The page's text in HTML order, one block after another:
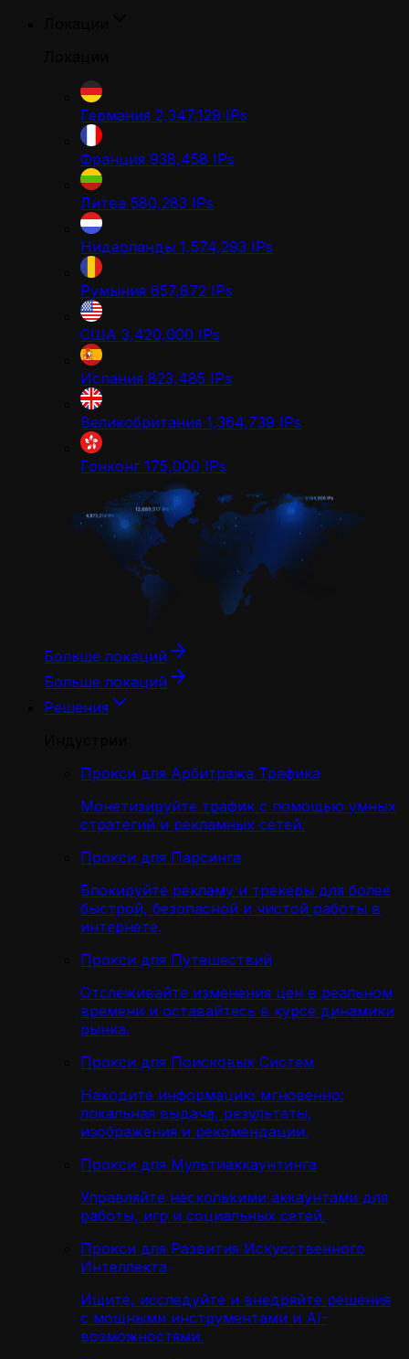
Германия 2,347,129 IPs
Франция 938,458 IPs
Литва 580,283 IPs
Нидерланды 1,574,293 IPs
Румыния 657,872 IPs
США 3,420,000 IPs
Испания 823,485 IPs
Великобритания 1,364,739 IPs
Гонконг 175,000 IPs
Больше локаций
Больше локаций
Решения
Прокси для Арбитража Трафика
Монетизируйте трафик с помощью умных
стратегий и рекламных сетей.
Прокси для Парсинга
Блокируйте рекламу и трекеры для более
быстрой, безопасной и чистой работы в
интернете.
Прокси для Путешествий
Отслеживайте изменения цен в реальном
времени и оставайтесь в курсе динамики
рынка.
Прокси для Поисковых Систем
Находите информацию мгновенно:
локальная выдача, результаты,
изображения и рекомендации.
Прокси для Мультиаккаунтинга
Управляйте несколькими аккаунтами для
работы, игр и социальных сетей.
Прокси для Развития Искусственного
Интеллекта
Ищите, исследуйте и внедряйте решения
с мощными инструментами и AI-
возможностями.